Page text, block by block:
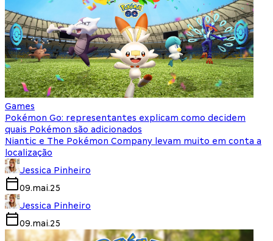
Games
Pokémon Go: representantes explicam como decidem
quais Pokémon são adicionados
Niantic e The Pokémon Company levam muito em conta a
localização
Jessica Pinheiro
09.mai.25
Jessica Pinheiro
09.mai.25